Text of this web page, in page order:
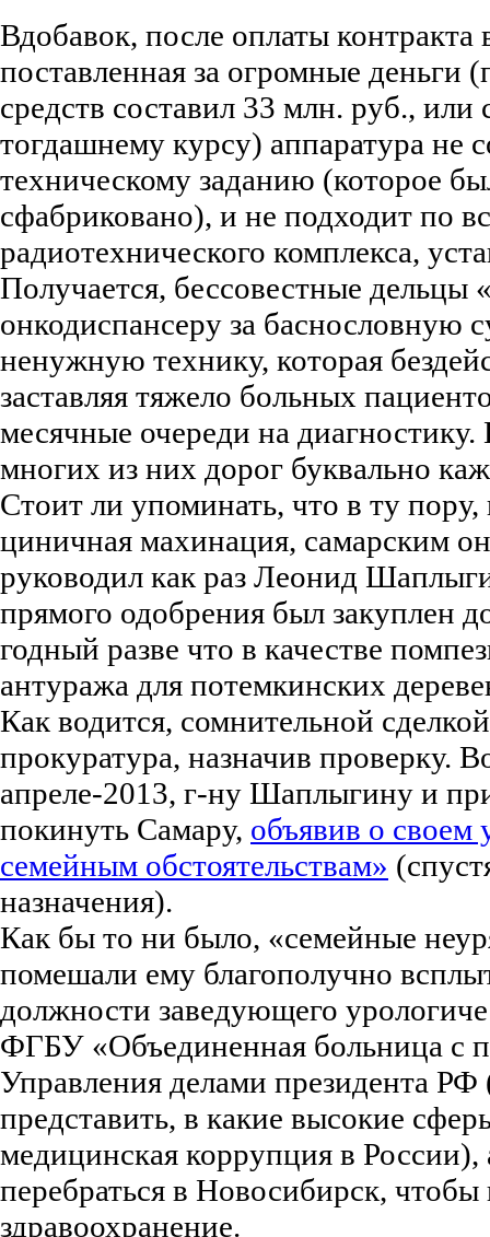
Вдобавок, после оплаты контракта
поставленная за огромные деньги
средств составил 33 млн. руб.,
тогдашнему курсу) аппаратура не
техническому заданию (которое
сфабриковано), и не подходит по
радиотехнического комплекса,
Получается, бессовестные дельцы
онкодиспансеру за баснословную
ненужную технику, которая
заставляя тяжело больных
месячные очереди на
многих из них дорог буквально
Стоит ли упоминать, что в ту пору,
циничная махинация, самарским
руководил как раз Леонид
прямого одобрения был закуплен
годный разве что в качестве
антуража для потемкинских
Как водится, сомнительной
прокуратура, назначив проверку.
апреле-2013, г-ну Шаплыгину и
покинуть Самару, объявив о своем
семейным обстоятельствам»
назначения).
Как бы то ни было, «семейные
помешали ему благополучно
должности заведующего
ФГБУ «Объединенная больница с
Управления делами президента
представить, в какие высокие
медицинская коррупция в России),
перебраться в Новосибирск, чтобы
здравоохранение.